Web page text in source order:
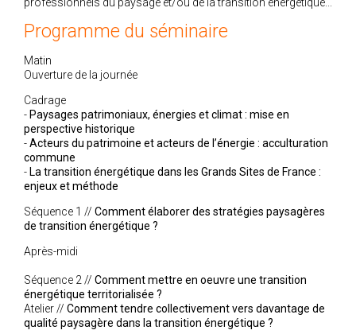
Programme du séminaire
Matin
Ouverture de la journée
Cadrage
- Paysages patrimoniaux, énergies et climat : mise en
perspective historique
-Acteurs du patrimoine et acteurs de l’énergie : acculturation
commune
- La transition énergétique dans les Grands Sites de France :
enjeux et méthode
Séquence 1 // Comment élaborer des stratégies paysagères
de transition énergétique ?
Après-midi
Séquence 2 // Comment mettre en oeuvre une transition
énergétique territorialisée ?
Atelier // Comment tendre collectivement vers davantage de
qualité paysagère dans la transition énergétique ?